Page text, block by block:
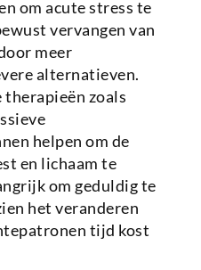
om acute stress te
vervangen van
meer
alternatieven.
zoals
helpen om de
en lichaam te
om geduldig te
het veranderen
tijd kost